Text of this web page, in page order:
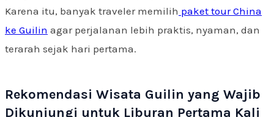
Karena itu, banyak traveler memilih paket tour China
ke Guilin agar perjalanan lebih praktis, nyaman, dan
terarah sejak hari pertama.
Rekomendasi Wisata Guilin yang Wajib
Dikunjungi untuk Liburan Pertama Kali